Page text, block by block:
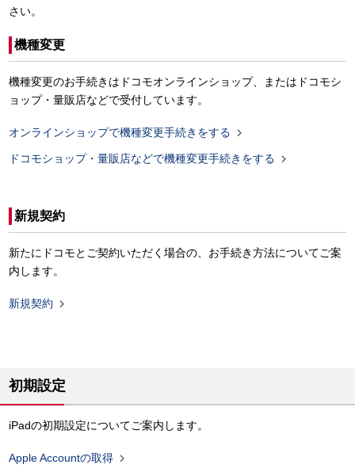
さい。
機種変更
機種変更のお手続きはドコモオンラインショップ、またはドコモシ
ョップ・量販店などで受付しています。
オンラインショップで機種変更手続きをする 
ドコモショップ・量販店などで機種変更手続きをする 
新規契約
新たにドコモとご契約いただく場合の、お手続き方法についてご案
内します。
新規契約 
初期設定
iPadの初期設定についてご案内します。
Apple Accountの取得 